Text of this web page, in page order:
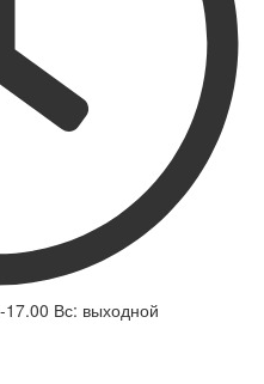
Вс: выходной